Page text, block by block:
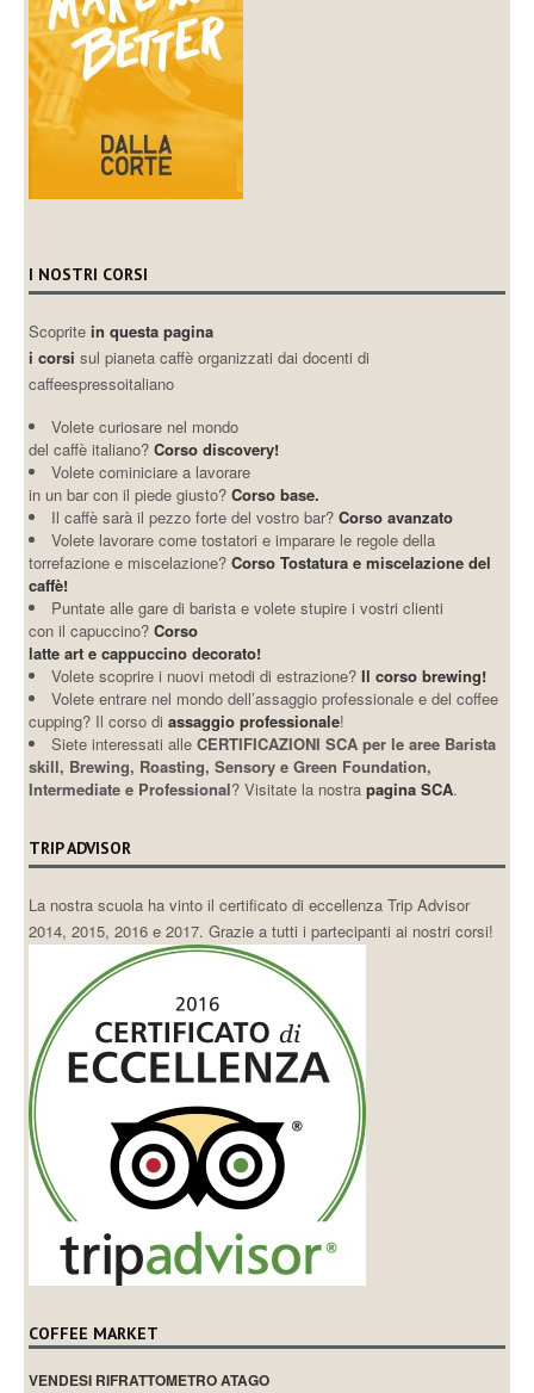
I NOSTRI CORSI
Scopritein questa pagina
i corsi sul pianeta caffè organizzati dai docenti di
caffeespressoitaliano
Volete curiosare nel mondo
del caffè italiano? Corso discovery!
Volete cominiciare a lavorare
in un bar con il piede giusto? Corso base.
Il caffè sarà il pezzo forte del vostro bar?Corso avanzato
Volete lavorare come tostatori e imparare le regole della
torrefazione e miscelazione?Corso Tostatura e miscelazione del
caffè!
Puntate alle gare di barista e volete stupire i vostri clienti
con il capuccino?Corso
latte art e cappuccino decorato!
Volete scoprire i nuovi metodi di estrazione?Il corso brewing!
Volete entrare nel mondo dell’assaggio professionale e del coffee
cupping? Il corso diassaggio professionale!
Siete interessati alleCERTIFICAZIONI SCA per le aree Barista
skill, Brewing, Roasting, Sensory e Green Foundation,
Intermediate e Professional? Visitate la nostrapagina SCA.
TRIP ADVISOR
La nostra scuola ha vinto il certificato di eccellenza Trip Advisor
2014, 2015, 2016 e 2017. Grazie a tutti i partecipanti ai nostri corsi!
COFFEE MARKET
VENDESI RIFRATTOMETRO ATAGO